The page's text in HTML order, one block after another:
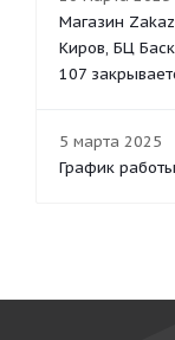
Магазин
Киров, БЦ
107
5 марта 2025
График